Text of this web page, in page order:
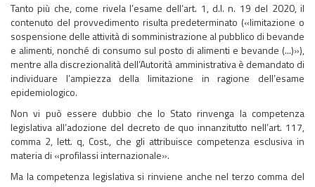
Tanto più che, come rivela l’esame dell’art. 1, d.l. n. 19 del 2020, il
contenuto del provvedimento risulta predeterminato («limitazione o
sospensione delle attività di somministrazione al pubblico di bevande
e alimenti, nonché di consumo sul posto di alimenti e bevande (...)»),
mentre alla discrezionalità dell’Autorità amministrativa è demandato di
individuare l’ampiezza della limitazione in ragione dell’esame
epidemiologico.
Non vi può essere dubbio che lo Stato rinvenga la competenza
legislativa all’adozione del decreto de quo innanzitutto nell’art. 117,
comma 2, lett. q, Cost., che gli attribuisce competenza esclusiva in
materia di «profilassi internazionale».
Ma la competenza legislativa si rinviene anche nel terzo comma del